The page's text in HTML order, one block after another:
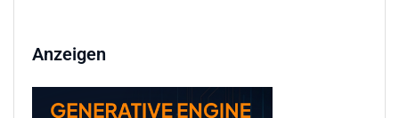
Anzeigen